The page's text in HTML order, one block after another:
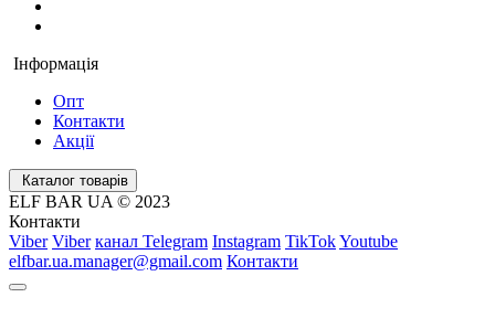
Інформація
Опт
Контакти
Акції
Каталог товарів
ELF BAR UA © 2023
Контакти
Viber Viber канал Telegram Instagram TikTokYoutube
elfbar.ua.manager@gmail.com Контакти